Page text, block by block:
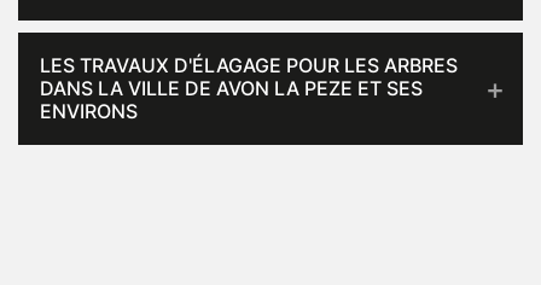
LES TRAVAUX D'ÉLAGAGE POUR LES ARBRES
DANS LA VILLE DE AVON LA PEZE ET SES
ENVIRONS